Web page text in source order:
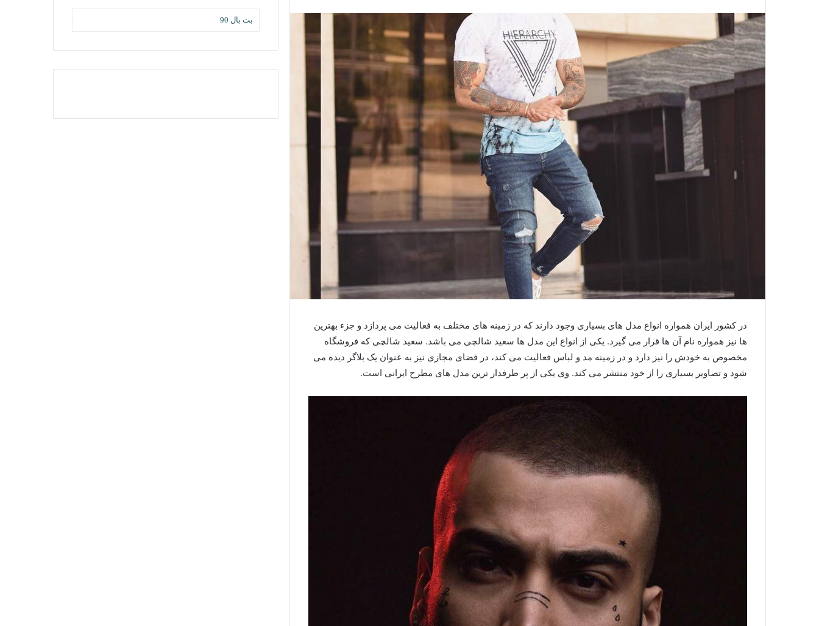
در کشور ایران همواره انواع مدل های بسیاری وجود دارند که در زمینه های مختلف به فعالیت می پردازد و جزء بهترین
ها نیز همواره نام آن ها قرار می گیرد. یکی از انواع این مدل ها سعید شالچی می باشد. سعید شالچی که فروشگاه
مخصوص به خودش را نیز دارد و در زمینه مد و لباس فعالیت می کند، در فضای مجازی نیز به عنوان یک بلاگر دیده می
شود و تصاویر بسیاری را از خود منتشر می کند. وی یکی از پر طرفدار ترین مدل های مطرح ایرانی است.
بت بال 90